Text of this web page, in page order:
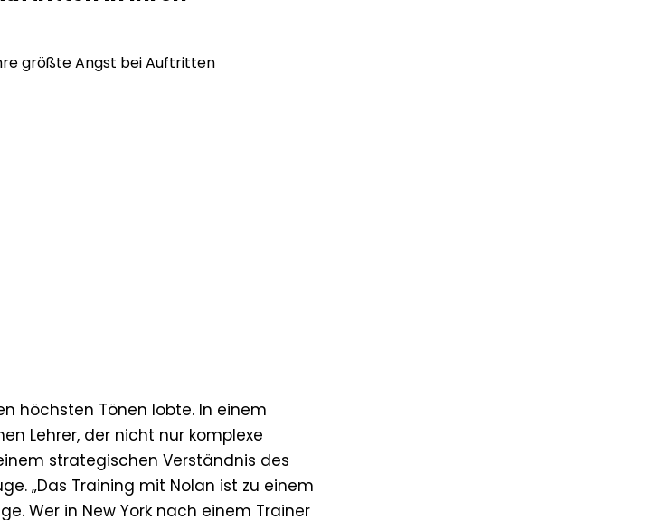
größte Angst bei Auftritten
höchsten Tönen lobte. In einem
Lehrer, der nicht nur komplexe
strategischen Verständnis des
„Das Training mit Nolan ist zu einem
Wer in New York nach einem Trainer